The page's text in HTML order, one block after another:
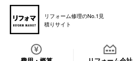
リフォーム修理のNo.1見
積りサイト